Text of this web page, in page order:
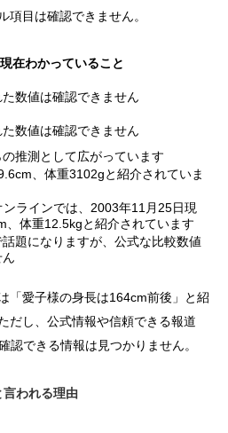
項目は確認できません。
現在わかっていること
数値は確認できません
数値は確認できません
推測として広がっています
、体重3102gと紹介されていま
ラインでは、2003年11月25日現
、体重12.5kgと紹介されています
題になりますが、公式な比較数値
「愛子様の身長は164cm前後」と紹
だし、公式情報や信頼できる報道
認できる情報は見つかりません。
われる理由